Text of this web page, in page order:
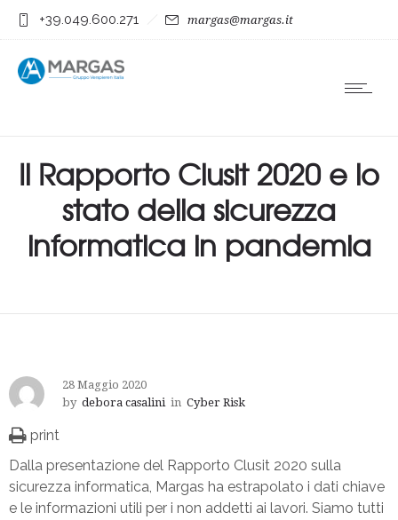
+39.049.600.271 margas@margas.it
Il Rapporto Clusit 2020 e lo
stato della sicurezza
informatica in pandemia
28 Maggio 2020
by debora casalini in Cyber Risk
print
Dalla presentazione del Rapporto Clusit 2020 sulla
sicurezza informatica, Margas ha estrapolato i dati chiave
e le informazioni utili per i non addetti ai lavori. Siamo tutti